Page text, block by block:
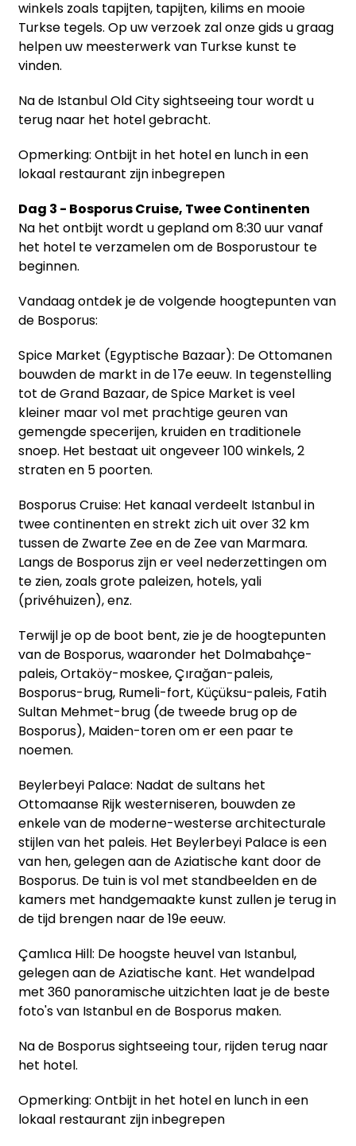
winkels zoals tapijten, tapijten, kilims en mooie
Turkse tegels. Op uw verzoek zal onze gids u graag
helpen uw meesterwerk van Turkse kunst te
vinden.
Na de Istanbul Old City sightseeing tour wordt u
terug naar het hotel gebracht.
Opmerking: Ontbijt in het hotel en lunch in een
lokaal restaurant zijn inbegrepen
Dag 3 - Bosporus Cruise, Twee Continenten
Na het ontbijt wordt u gepland om 8:30 uur vanaf
het hotel te verzamelen om de Bosporustour te
beginnen.
Vandaag ontdek je de volgende hoogtepunten van
de Bosporus:
Spice Market (Egyptische Bazaar): De Ottomanen
bouwden de markt in de 17e eeuw. In tegenstelling
tot de Grand Bazaar, de Spice Market is veel
kleiner maar vol met prachtige geuren van
gemengde specerijen, kruiden en traditionele
snoep. Het bestaat uit ongeveer 100 winkels, 2
straten en 5 poorten.
Bosporus Cruise: Het kanaal verdeelt Istanbul in
twee continenten en strekt zich uit over 32 km
tussen de Zwarte Zee en de Zee van Marmara.
Langs de Bosporus zijn er veel nederzettingen om
te zien, zoals grote paleizen, hotels, yali
(privéhuizen), enz.
Terwijl je op de boot bent, zie je de hoogtepunten
van de Bosporus, waaronder het Dolmabahçe-
paleis, Ortaköy-moskee, Çırağan-paleis,
Bosporus-brug, Rumeli-fort, Küçüksu-paleis, Fatih
Sultan Mehmet-brug (de tweede brug op de
Bosporus), Maiden-toren om er een paar te
noemen.
Beylerbeyi Palace: Nadat de sultans het
Ottomaanse Rijk westerniseren, bouwden ze
enkele van de moderne-westerse architecturale
stijlen van het paleis. Het Beylerbeyi Palace is een
van hen, gelegen aan de Aziatische kant door de
Bosporus. De tuin is vol met standbeelden en de
kamers met handgemaakte kunst zullen je terug in
de tijd brengen naar de 19e eeuw.
Çamlıca Hill: De hoogste heuvel van Istanbul,
gelegen aan de Aziatische kant. Het wandelpad
met 360 panoramische uitzichten laat je de beste
foto's van Istanbul en de Bosporus maken.
Na de Bosporus sightseeing tour, rijden terug naar
het hotel.
Opmerking: Ontbijt in het hotel en lunch in een
lokaal restaurant zijn inbegrepen